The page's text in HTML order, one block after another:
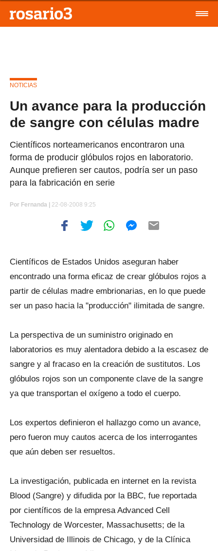
NOTICIAS
Un avance para la producción
de sangre con células madre
Científicos norteamericanos encontraron una
forma de producir glóbulos rojos en laboratorio.
Aunque prefieren ser cautos, podría ser un paso
para la fabricación en serie
Por Fernanda | 22-08-2008 9:25
Científicos de Estados Unidos aseguran haber
encontrado una forma eficaz de crear glóbulos rojos a
partir de células madre embrionarias, en lo que puede
ser un paso hacia la "producción" ilimitada de sangre.
La perspectiva de un suministro originado en
laboratorios es muy alentadora debido a la escasez de
sangre y al fracaso en la creación de sustitutos. Los
glóbulos rojos son un componente clave de la sangre
ya que transportan el oxígeno a todo el cuerpo.
Los expertos definieron el hallazgo como un avance,
pero fueron muy cautos acerca de los interrogantes
que aún deben ser resueltos.
La investigación, publicada en internet en la revista
Blood (Sangre) y difudida por la BBC, fue reportada
por científicos de la empresa Advanced Cell
Technology de Worcester, Massachusetts; de la
Universidad de Illinois de Chicago, y de la Clínica